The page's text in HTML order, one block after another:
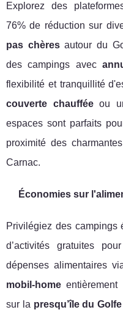
Explorez des
76% de réduction sur
pas chèresautour du
des campings avec
flexibilité et tranquillité
couverte chaufféeou
espaces sont parfaits
proximité des
Carnac.
Économies sur
Privilégiez des campings
d’activités gratuites
dépenses alimentaires
mobil-home
sur la presqu’île du